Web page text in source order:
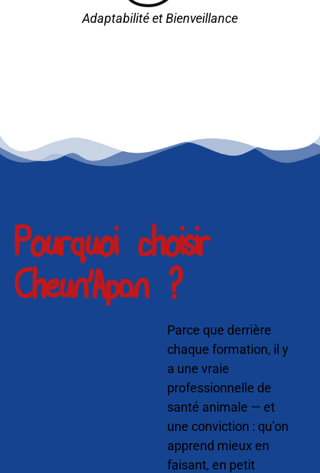
Adaptabilité et Bienveillance
Pourquoi choisir
Cheun'Apan ?
Parce que derrière
chaque formation, il y
a une vraie
professionnelle de
santé animale — et
une conviction : qu’on
apprend mieux en
faisant, en petit